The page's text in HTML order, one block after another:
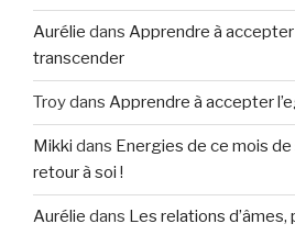
Aurélie dans Apprendre à accepter
transcender
Troydans Apprendre à accepter
Mikki dans Energies de ce mois
retour à soi !
Aurélie dans Les relations d’âmes,